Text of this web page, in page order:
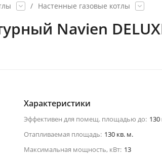
/ Настенные газовые котлы
Navien
Характеристики
Эффективен для помещ. площадью до:
Отапливаемая площадь: 130 кв. м.
Максимальная мощность, кВт: 13